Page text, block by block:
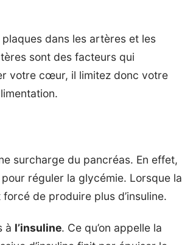
dans les artères et les
sont des facteurs qui
votre cœur, il limitez donc votre
surcharge du pancréas. En effet,
réguler la glycémie. Lorsque la
de produire plus d’insuline.
à l’insuline. Ce qu’on appelle la